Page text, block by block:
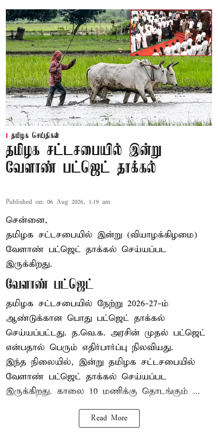
தமிழக செய்திகள்
தமிழக சட்டசபையில் இன்று
வேளாண் பட்ஜெட் தாக்கல்
Published on: 06 Aug 2026, 1:19 am
சென்னை,
தமிழக சட்டசபையில் இன்று (வியாழக்கிழமை)
வேளாண் பட்ஜெட் தாக்கல் செய்யப்பட
இருக்கிறது.
வேளாண் பட்ஜெட்
தமிழக சட்டசபையில் நேற்று 2026-27-ம்
ஆண்டுக்கான பொது பட்ஜெட் தாக்கல்
செய்யப்பட்டது. த.வெ.க. அரசின் முதல் பட்ஜெட்
என்பதால் பெரும் எதிர்பார்ப்பு நிலவியது.
இந்த நிலையில், இன்று தமிழக சட்டசபையில்
வேளாண் பட்ஜெட் தாக்கல் செய்யப்பட
இருக்கிறது. காலை 10 மணிக்கு தொடங்கும் ...
Read More